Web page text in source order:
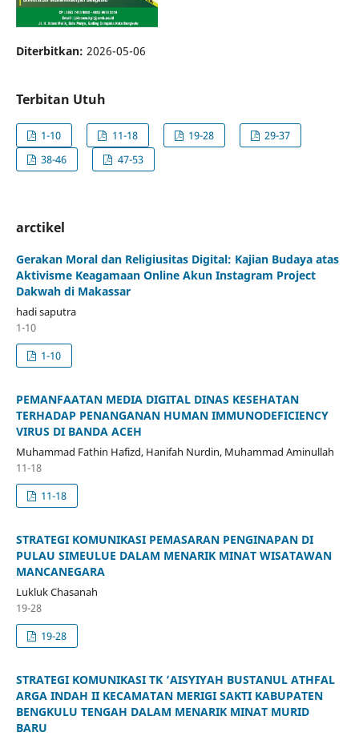
Diterbitkan: 2026-05-06
Terbitan Utuh
1-10 11-18 19-28
29-37
38-46
47-53
arctikel
Gerakan Moral dan Religiusitas Digital: Kajian Budaya atas
Aktivisme Keagamaan Online Akun Instagram Project
Dakwah di Makassar
hadi saputra
1-10
1-10
PEMANFAATAN MEDIA DIGITAL DINAS KESEHATAN
TERHADAP PENANGANAN HUMAN IMMUNODEFICIENCY
VIRUS DI BANDA ACEH
Muhammad Fathin Hafizd, Hanifah Nurdin, Muhammad Aminullah
11-18
11-18
STRATEGI KOMUNIKASI PEMASARAN PENGINAPAN DI
PULAU SIMEULUE DALAM MENARIK MINAT WISATAWAN
MANCANEGARA
Lukluk Chasanah
19-28
19-28
STRATEGI KOMUNIKASI TK ‘AISYIYAH BUSTANUL ATHFAL
ARGA INDAH II KECAMATAN MERIGI SAKTI KABUPATEN
BENGKULU TENGAH DALAM MENARIK MINAT MURID
BARU